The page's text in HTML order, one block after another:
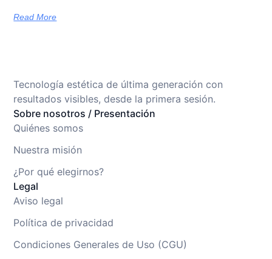
Read More
Tecnología estética de última generación con
resultados visibles, desde la primera sesión.
Sobre nosotros / Presentación
Quiénes somos
Nuestra misión
¿Por qué elegirnos?
Legal
Aviso legal
Política de privacidad
Condiciones Generales de Uso (CGU)